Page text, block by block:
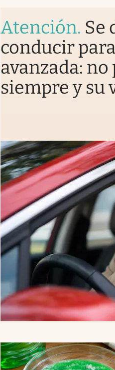
Atención. Se
conducir
avanzada:
siempre y su